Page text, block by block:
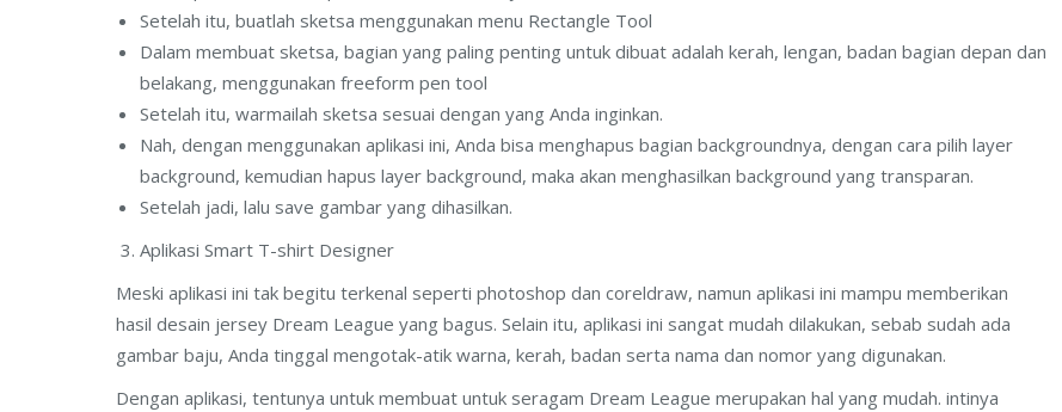
Setelah itu, buatlah sketsa menggunakan menu Rectangle Tool
Dalam membuat sketsa, bagian yang paling penting untuk dibuat adalah kerah, lengan, badan bagian depan dan
belakang, menggunakan freeform pen tool
Setelah itu, warmailah sketsa sesuai dengan yang Anda inginkan.
Nah, dengan menggunakan aplikasi ini, Anda bisa menghapus bagian backgroundnya, dengan cara pilih layer
background, kemudian hapus layer background, maka akan menghasilkan background yang transparan.
Setelah jadi, lalu save gambar yang dihasilkan.
Aplikasi Smart T-shirt Designer
Meski aplikasi ini tak begitu terkenal seperti photoshop dan coreldraw, namun aplikasi ini mampu memberikan
hasil desain jersey Dream League yang bagus. Selain itu, aplikasi ini sangat mudah dilakukan, sebab sudah ada
gambar baju, Anda tinggal mengotak-atik warna, kerah, badan serta nama dan nomor yang digunakan.
Dengan aplikasi, tentunya untuk membuat untuk seragam Dream League merupakan hal yang mudah. intinya